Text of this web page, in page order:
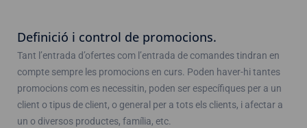
Definició i control de promocions.
Tant l’entrada d’ofertes com l’entrada de comandes tindran en
compte sempre les promocions en curs. Poden haver-hi tantes
promocions com es necessitin, poden ser específiques per a un
client o tipus de client, o general per a tots els clients, i afectar a
un o diversos productes, família, etc.